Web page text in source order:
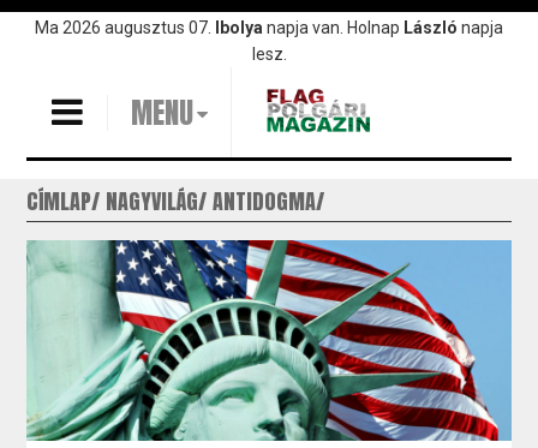
UgrásMa 2026 augusztus 07. Ibolya napja van. Holnap László napja
lesz.
MENU
CÍMLAP NAGYVILÁG ANTIDOGMA